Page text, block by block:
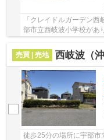
「クレイドルガーデン
部市立西岐波小学校があ
地震を防いでくれます！
売買 | 売地
西岐波（
徒歩25分の場所に宇部